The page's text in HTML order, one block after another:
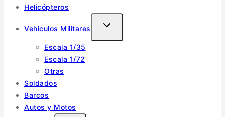
Helicópteros
Vehiculos Militares
TOGGLE
Escala 1/35
Escala 1/72
Otras
Soldados
Barcos
Autos y Motos